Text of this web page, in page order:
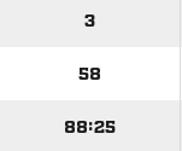
3
58
88:25